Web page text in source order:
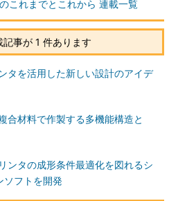
これまでとこれから 連載一覧
記事が 1 件あります
タを活用した新しい設計のアイデ
合材料で作製する多機能構造と
ンタの成形条件最適化を図れるシ
ソフトを開発